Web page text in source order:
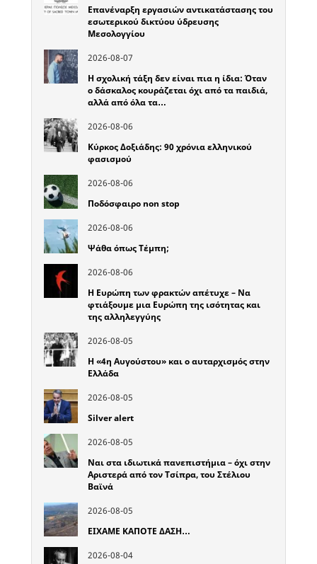
Επανέναρξη εργασιών αντικατάστασης του
εσωτερικού δικτύου ύδρευσης
Μεσολογγίου
2026-08-07
Η σχολική τάξη δεν είναι πια η ίδια: Όταν
ο δάσκαλος κουράζεται όχι από τα παιδιά,
αλλά από όλα τα…
2026-08-06
Κύρκος Δοξιάδης: 90 χρόνια ελληνικού
φασισμού
2026-08-06
Ποδόσφαιρο non stop
2026-08-06
Ψάθα όπως Τέμπη;
2026-08-06
Η Ευρώπη των φρακτών απέτυχε – Να
φτιάξουμε μια Ευρώπη της ισότητας και
της αλληλεγγύης
2026-08-05
Η «4η Αυγούστου» και ο αυταρχισμός στην
Ελλάδα
2026-08-05
Silver alert
2026-08-05
Ναι στα ιδιωτικά πανεπιστήμια – όχι στην
Αριστερά από τον Τσίπρα, του Στέλιου
Βαϊνά
2026-08-05
ΕΙΧΑΜΕ ΚΑΠΟΤΕ ΔΑΣΗ…
2026-08-04